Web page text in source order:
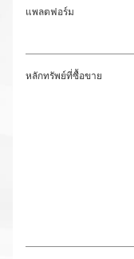
แพลตฟอร์ม
หลักทรัพย์ที่ซื้อขาย